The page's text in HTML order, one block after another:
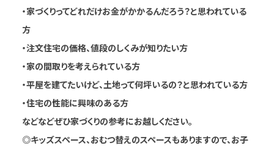
・家づくりってどれだけお金がかかるんだろう？と思われている
方
・注文住宅の価格、値段のしくみが知りたい方
・家の間取りを考えられている方
・平屋を建てたいけど、土地って何坪いるの？と思われている方
・住宅の性能に興味のある方
などなどぜひ家づくりの参考にお越しください。
◎キッズスペース、おむつ替えのスペースもありますので、お子